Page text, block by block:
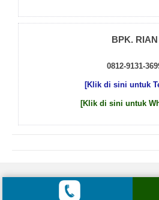
BPK. RIAN
0812-9131-
[Klik di sini untuk
[Klik di sini untuk